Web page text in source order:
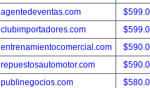
agentedeventas.com
clubimportadores.com
entrenamientocomercial.com
repuestosautomotor.com
publinegocios.com